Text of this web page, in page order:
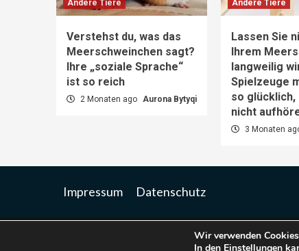
Andere Tiere
Verstehst du, was das
Meerschweinchen sagt?
Ihre „soziale Sprache“
ist so reich
2 Monaten ago Aurona Bytyqi
Andere Tiere
Lassen Sie
Ihrem
langweilig
Spielzeuge
so glücklich,
nicht
3 Monaten
Impressum Datenschutz
Wir verwenden
In den Einstellungen